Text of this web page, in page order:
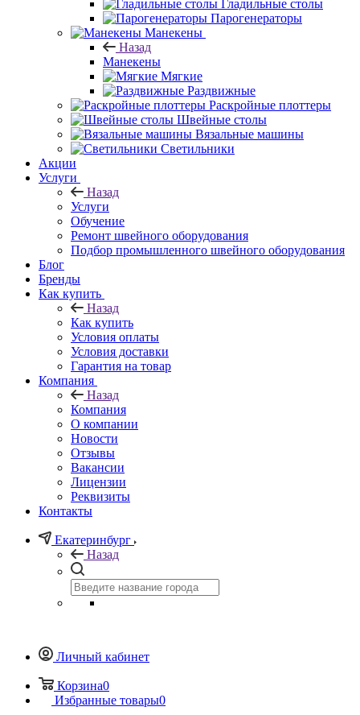
Гладильные столы
Парогенераторы
Манекены
Назад
Манекены
Мягкие
Раздвижные
Раскройные плоттеры
Швейные столы
Вязальные машины
Светильники
Акции
Услуги
Назад
Услуги
Обучение
Ремонт швейного оборудования
Подбор промышленного швейного оборудования
Блог
Бренды
Как купить
Назад
Как купить
Условия оплаты
Условия доставки
Гарантия на товар
Компания
Назад
Компания
О компании
Новости
Отзывы
Вакансии
Лицензии
Реквизиты
Контакты
Екатеринбург
Назад
Личный кабинет
Корзина0
Избранные товары0